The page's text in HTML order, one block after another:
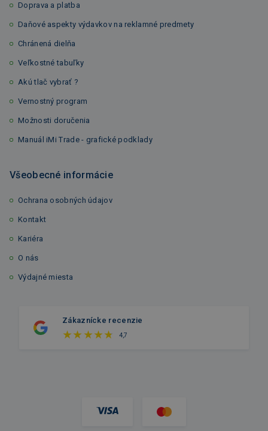
Doprava a platba
Daňové aspekty výdavkov na reklamné predmety
Chránená dielňa
Veľkostné tabuľky
Akú tlač vybrať ?
Vernostný program
Možnosti doručenia
Manuál iMi Trade - grafické podklady
Všeobecné informácie
Ochrana osobných údajov
Kontakt
Kariéra
O nás
Výdajné miesta
Zákaznícke recenzie
4,7